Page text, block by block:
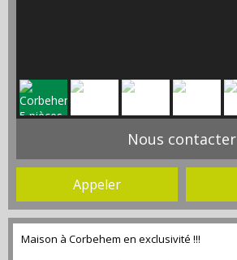
Nous contacter
Appeler
Maison à Corbehem en exclusivité !!!